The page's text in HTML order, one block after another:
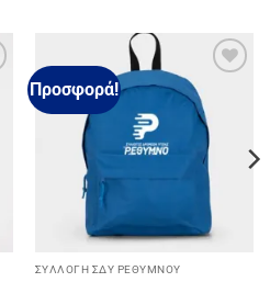
Προσφορά!
wishlist
ΣΥΛΛΟΓΉ ΣΔΥ ΡΕΘΎΜΝΟΥ